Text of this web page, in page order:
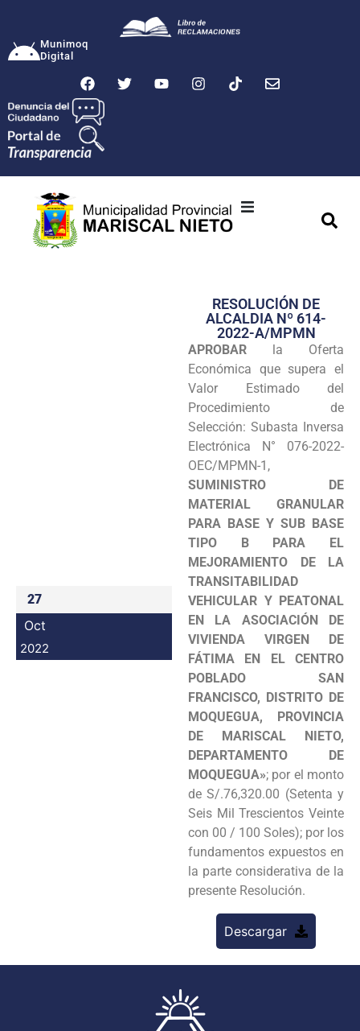
Munimoq
Digital
Transparencia
Seguridad
Programas
Intranet
27
Oct
2022
RESOLUClÓN DE
ALCALDIA Nº 614-
2022-A/MPMN
APROBAR la Oferta
Económica que supera el
Valor Estimado del
Procedimiento de
Selección: Subasta Inversa
Electrónica N° 076-2022-
OEC/MPMN-1,
SUMINISTRO DE
MATERIAL GRANULAR
PARA BASE Y SUB BASE
TIPO B PARA EL
MEJORAMIENTO DE LA
TRANSITABILIDAD
VEHICULAR Y PEATONAL
EN LA ASOCIACIÓN DE
VIVIENDA VIRGEN DE
FÁTIMA EN EL CENTRO
POBLADO SAN
FRANCISCO, DISTRITO DE
MOQUEGUA, PROVINCIA
DE MARISCAL NIETO,
DEPARTAMENTO DE
MOQUEGUA»; por el monto
de S/.76,320.00 (Setenta y
Seis Mil Trescientos Veinte
con 00 / 100 Soles); por los
fundamentos expuestos en
la parte considerativa de la
presente Resolución.
Descargar